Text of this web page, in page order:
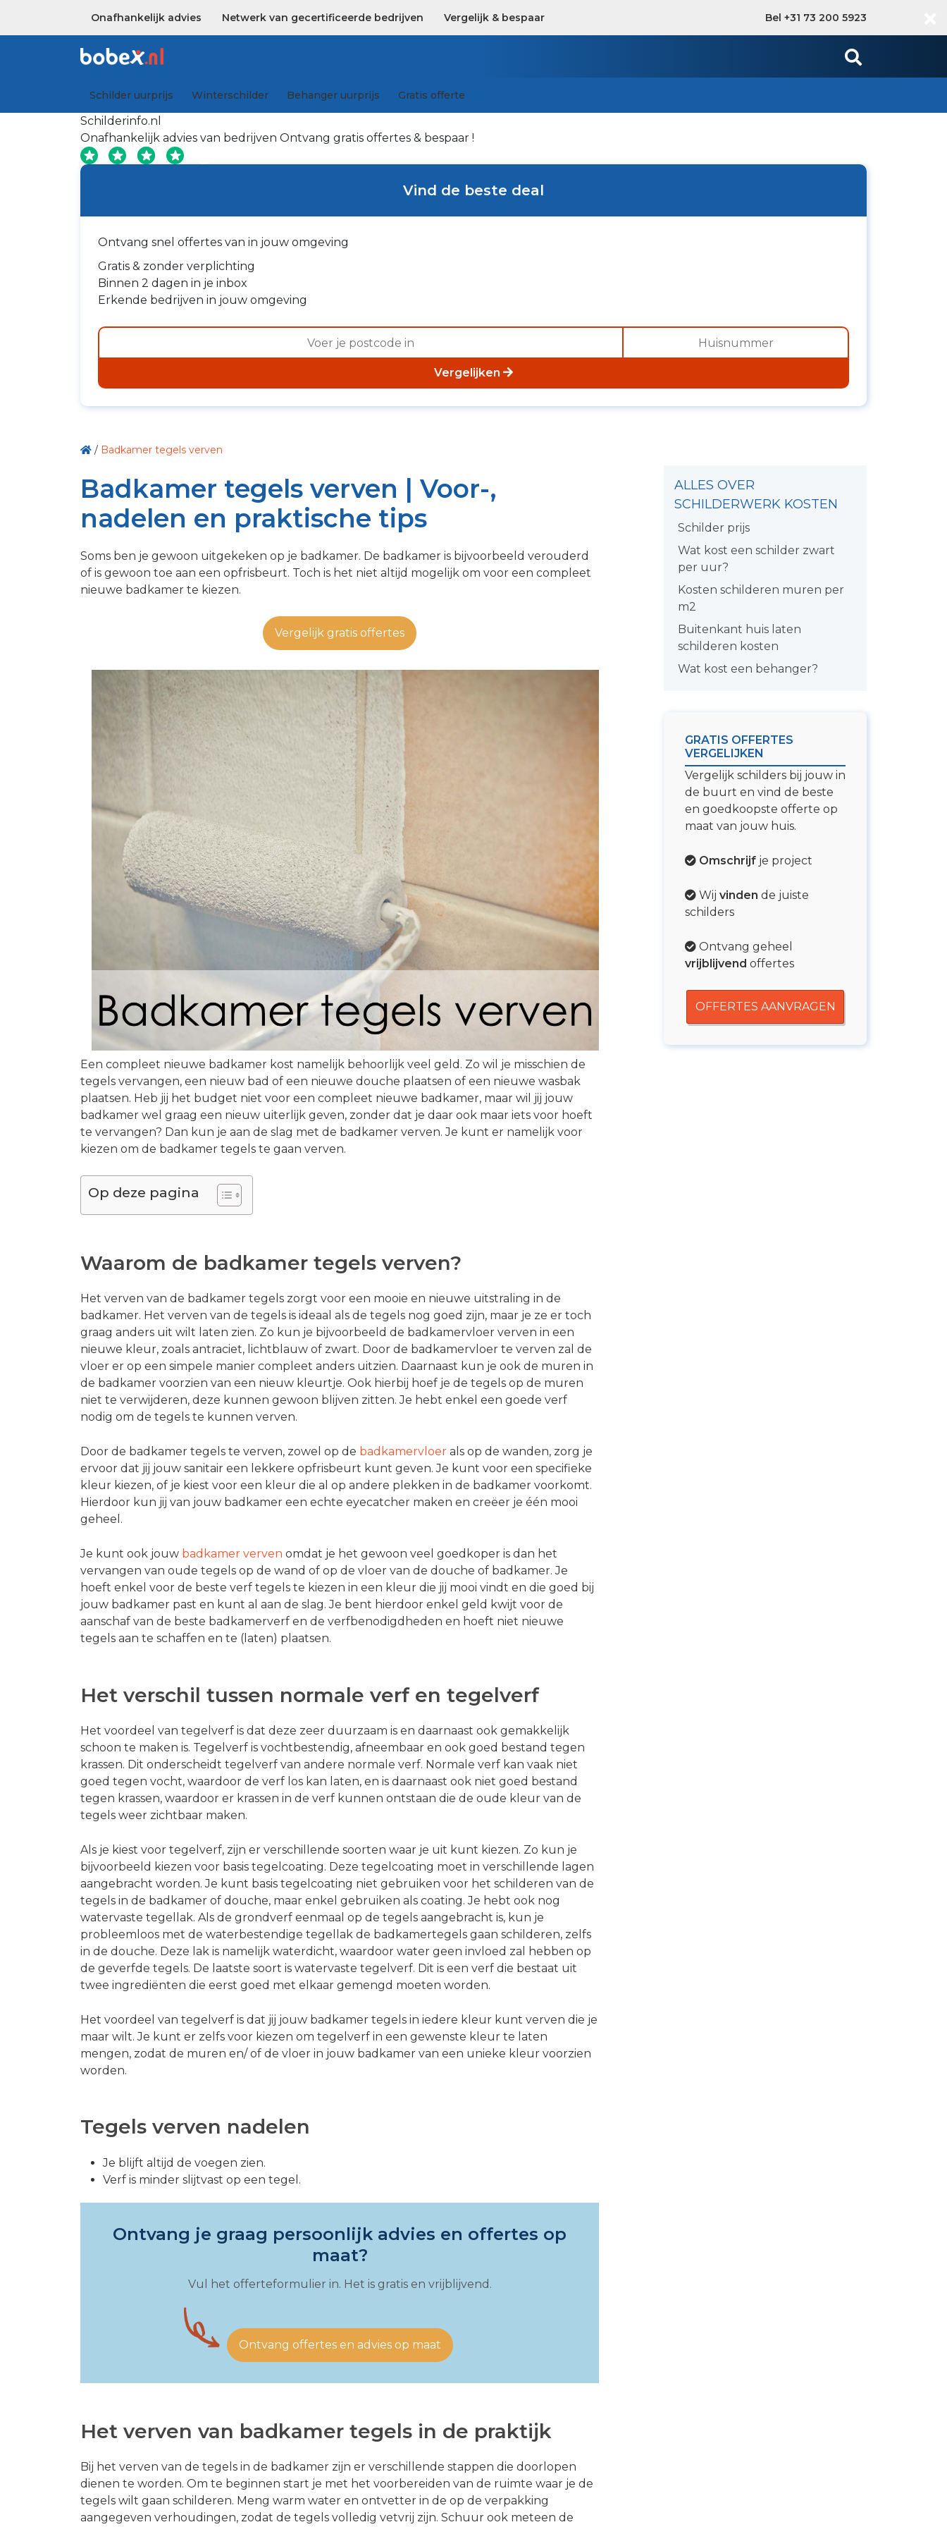
Onafhankelijk advies Netwerk van gecertificeerde bedrijven Vergelijk & bespaar Bel +31 73 200 5923
Schilder uurprijs Winterschilder Behanger uurprijs Gratis offerte
Schilderinfo.nl
Onafhankelijk advies van bedrijven Ontvang gratis offertes & bespaar !
Vind de beste deal
Ontvang snel offertes van in jouw omgeving
Gratis & zonder verplichting
Binnen 2 dagen in je inbox
Erkende bedrijven in jouw omgeving
Vergelijken
/ Badkamer tegels verven
Badkamer tegels verven | Voor-,
nadelen en praktische tips
Soms ben je gewoon uitgekeken op je badkamer. De badkamer is bijvoorbeeld verouderd
of is gewoon toe aan een opfrisbeurt. Toch is het niet altijd mogelijk om voor een compleet
nieuwe badkamer te kiezen.
Vergelijk gratis offertes
Een compleet nieuwe badkamer kost namelijk behoorlijk veel geld. Zo wil je misschien de
tegels vervangen, een nieuw bad of een nieuwe douche plaatsen of een nieuwe wasbak
plaatsen. Heb jij het budget niet voor een compleet nieuwe badkamer, maar wil jij jouw
badkamer wel graag een nieuw uiterlijk geven, zonder dat je daar ook maar iets voor hoeft
te vervangen? Dan kun je aan de slag met de badkamer verven. Je kunt er namelijk voor
kiezen om de badkamer tegels te gaan verven.
Op deze pagina
Waarom de badkamer tegels verven?
Het verven van de badkamer tegels zorgt voor een mooie en nieuwe uitstraling in de
badkamer. Het verven van de tegels is ideaal als de tegels nog goed zijn, maar je ze er toch
graag anders uit wilt laten zien. Zo kun je bijvoorbeeld de badkamervloer verven in een
nieuwe kleur, zoals antraciet, lichtblauw of zwart. Door de badkamervloer te verven zal de
vloer er op een simpele manier compleet anders uitzien. Daarnaast kun je ook de muren in
de badkamer voorzien van een nieuw kleurtje. Ook hierbij hoef je de tegels op de muren
niet te verwijderen, deze kunnen gewoon blijven zitten. Je hebt enkel een goede verf
nodig om de tegels te kunnen verven.
Door de badkamer tegels te verven, zowel op de badkamervloer als op de wanden, zorg je
ervoor dat jij jouw sanitair een lekkere opfrisbeurt kunt geven. Je kunt voor een specifieke
kleur kiezen, of je kiest voor een kleur die al op andere plekken in de badkamer voorkomt.
Hierdoor kun jij van jouw badkamer een echte eyecatcher maken en creëer je één mooi
geheel.
Je kunt ook jouw badkamer verven omdat je het gewoon veel goedkoper is dan het
vervangen van oude tegels op de wand of op de vloer van de douche of badkamer. Je
hoeft enkel voor de beste verf tegels te kiezen in een kleur die jij mooi vindt en die goed bij
jouw badkamer past en kunt al aan de slag. Je bent hierdoor enkel geld kwijt voor de
aanschaf van de beste badkamerverf en de verfbenodigdheden en hoeft niet nieuwe
tegels aan te schaffen en te (laten) plaatsen.
Het verschil tussen normale verf en tegelverf
Het voordeel van tegelverf is dat deze zeer duurzaam is en daarnaast ook gemakkelijk
schoon te maken is. Tegelverf is vochtbestendig, afneembaar en ook goed bestand tegen
krassen. Dit onderscheidt tegelverf van andere normale verf. Normale verf kan vaak niet
goed tegen vocht, waardoor de verf los kan laten, en is daarnaast ook niet goed bestand
tegen krassen, waardoor er krassen in de verf kunnen ontstaan die de oude kleur van de
tegels weer zichtbaar maken.
Als je kiest voor tegelverf, zijn er verschillende soorten waar je uit kunt kiezen. Zo kun je
bijvoorbeeld kiezen voor basis tegelcoating. Deze tegelcoating moet in verschillende lagen
aangebracht worden. Je kunt basis tegelcoating niet gebruiken voor het schilderen van de
tegels in de badkamer of douche, maar enkel gebruiken als coating. Je hebt ook nog
watervaste tegellak. Als de grondverf eenmaal op de tegels aangebracht is, kun je
probleemloos met de waterbestendige tegellak de badkamertegels gaan schilderen, zelfs
in de douche. Deze lak is namelijk waterdicht, waardoor water geen invloed zal hebben op
de geverfde tegels. De laatste soort is watervaste tegelverf. Dit is een verf die bestaat uit
twee ingrediënten die eerst goed met elkaar gemengd moeten worden.
Het voordeel van tegelverf is dat jij jouw badkamer tegels in iedere kleur kunt verven die je
maar wilt. Je kunt er zelfs voor kiezen om tegelverf in een gewenste kleur te laten
mengen, zodat de muren en/ of de vloer in jouw badkamer van een unieke kleur voorzien
worden.
Tegels verven nadelen
Je blijft altijd de voegen zien.
Verf is minder slijtvast op een tegel.
Ontvang je graag persoonlijk advies en offertes op
maat?
Vul het offerteformulier in. Het is gratis en vrijblijvend.
Ontvang offertes en advies op maat
Het verven van badkamer tegels in de praktijk
Bij het verven van de tegels in de badkamer zijn er verschillende stappen die doorlopen
dienen te worden. Om te beginnen start je met het voorbereiden van de ruimte waar je de
tegels wilt gaan schilderen. Meng warm water en ontvetter in de op de verpakking
aangegeven verhoudingen, zodat de tegels volledig vetvrij zijn. Schuur ook meteen de
ALLES OVER
SCHILDERWERK KOSTEN
Schilder prijs
Wat kost een schilder zwart
per uur?
Kosten schilderen muren per
m2
Buitenkant huis laten
schilderen kosten
Wat kost een behanger?
GRATIS OFFERTES
VERGELIJKEN
Vergelijk schilders bij jouw in
de buurt en vind de beste
en goedkoopste offerte op
maat van jouw huis.
Omschrijf je project
Wij vinden de juiste
schilders
Ontvang geheel
vrijblijvend offertes
OFFERTES AANVRAGEN